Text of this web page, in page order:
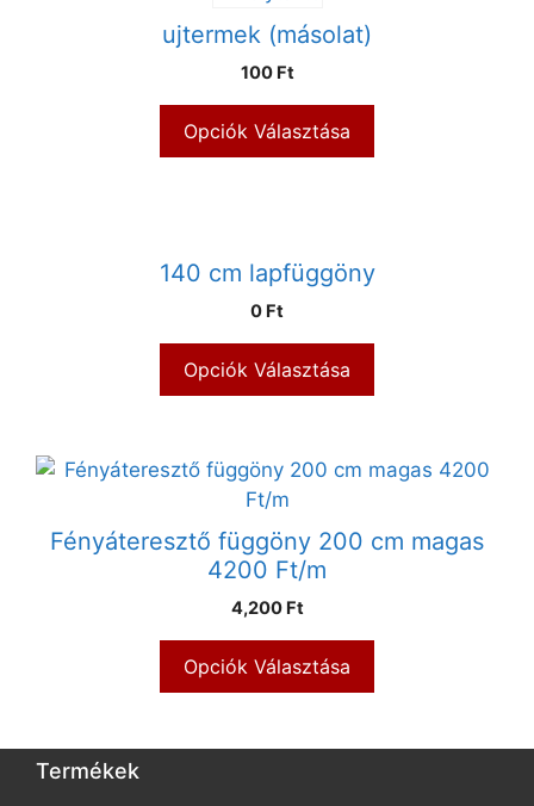
ujtermek (másolat)
100 Ft
Opciók Választása
140 cm lapfüggöny
0 Ft
Opciók Választása
Fényáteresztő függöny 200 cm magas
4200 Ft/m
4,200 Ft
Opciók Választása
Termékek